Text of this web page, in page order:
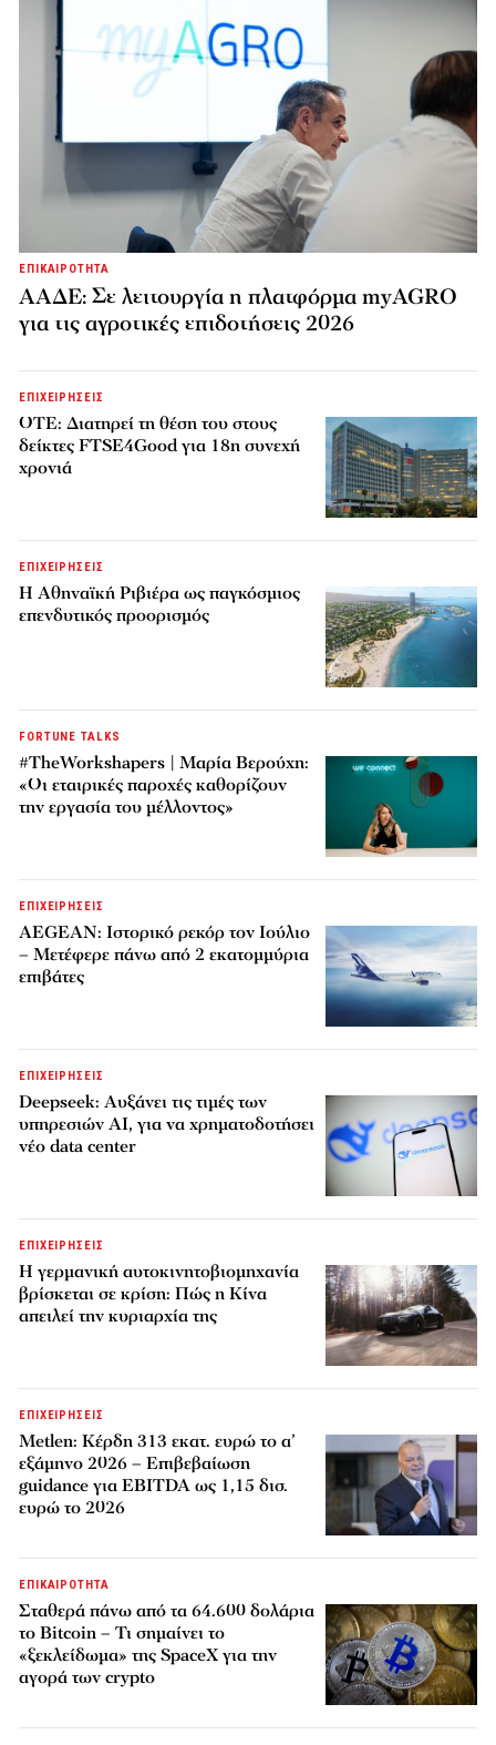
ΕΠΙΚΑΙΡΟΤΗΤΑ
ΑΑΔΕ: Σε λειτουργία η πλατφόρμα myAGRO
για τις αγροτικές επιδοτήσεις 2026
ΕΠΙΧΕΙΡΗΣΕΙΣ
ΟΤΕ: Διατηρεί τη θέση του στους
δείκτες FTSE4Good για 18η συνεχή
χρονιά
ΕΠΙΧΕΙΡΗΣΕΙΣ
Η Αθηναϊκή Ριβιέρα ως παγκόσμιος
επενδυτικός προορισμός
FORTUNE TALKS
#TheWorkshapers | Μαρία Βερούχη:
«Οι εταιρικές παροχές καθορίζουν
την εργασία του μέλλοντος»
ΕΠΙΧΕΙΡΗΣΕΙΣ
AEGEAN: Ιστορικό ρεκόρ τον Ιούλιο
– Μετέφερε πάνω από 2 εκατομμύρια
επιβάτες
ΕΠΙΧΕΙΡΗΣΕΙΣ
Deepseek: Αυξάνει τις τιμές των
υπηρεσιών AI, για να χρηματοδοτήσει
νέο data center
ΕΠΙΧΕΙΡΗΣΕΙΣ
Η γερμανική αυτοκινητοβιομηχανία
βρίσκεται σε κρίση: Πώς η Κίνα
απειλεί την κυριαρχία της
ΕΠΙΧΕΙΡΗΣΕΙΣ
Metlen: Κέρδη 313 εκατ. ευρώ το α’
εξάμηνο 2026 – Επιβεβαίωση
guidance για EBITDA ως 1,15 δισ.
ευρώ το 2026
ΕΠΙΚΑΙΡΟΤΗΤΑ
Σταθερά πάνω από τα 64.600 δολάρια
το Bitcoin – Τι σημαίνει το
«ξεκλείδωμα» της SpaceX για την
αγορά των crypto